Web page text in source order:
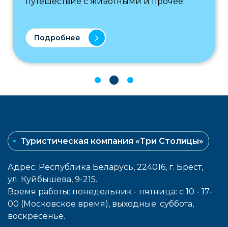
Подробнее
Туристическая компания «Три Столицы»
Адрес: Республика Беларусь, 224016, г. Брест,
ул. Куйбышева, 9-215.
Время работы: понедельник - пятница: с 10 - 17-
00 (Московское время), выходные: cуббота,
воcкресенье.